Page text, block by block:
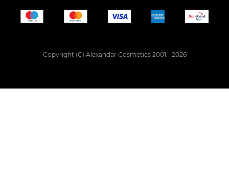
Copyright (C) Alexandar Cosmetics 2001 - 2026